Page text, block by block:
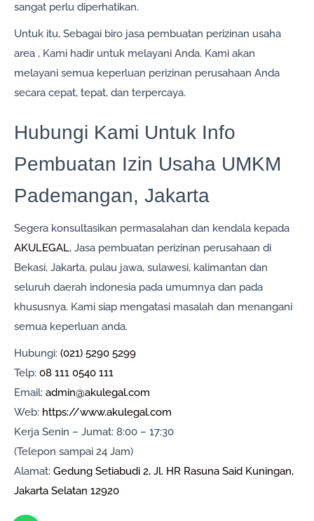
sangat perlu diperhatikan.
Untuk itu, Sebagai biro jasa pembuatan perizinan usaha
area , Kami hadir untuk melayani Anda. Kami akan
melayani semua keperluan perizinan perusahaan Anda
secara cepat, tepat, dan terpercaya.
Hubungi Kami Untuk Info
Pembuatan Izin Usaha UMKM
Pademangan, Jakarta
Segera konsultasikan permasalahan dan kendala kepada
AKULEGAL, Jasa pembuatan perizinan perusahaan di
Bekasi, Jakarta, pulau jawa, sulawesi, kalimantan dan
seluruh daerah indonesia pada umumnya dan pada
khususnya. Kami siap mengatasi masalah dan menangani
semua keperluan anda.
Hubungi: (021) 5290 5299
Telp: 08 111 0540 111
Email: admin@akulegal.com
Web: https://www.akulegal.com
Kerja Senin – Jumat: 8:00 – 17:30
(Telepon sampai 24 Jam)
Alamat: Gedung Setiabudi 2, Jl. HR Rasuna Said Kuningan,
Jakarta Selatan 12920